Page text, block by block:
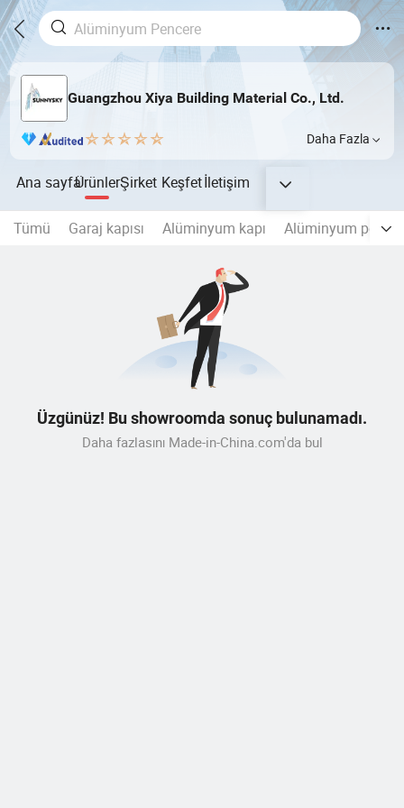
Guangzhou Xiya Building Material Co., Ltd.
Daha Fazla
Ana sayfaÜrünlerŞirket Keşfetİletişim
Tümü Garaj kapısı Alüminyum kapı Alüminyum
Üzgünüz! Bu showroomda sonuç bulunamadı.
Daha fazlasını Made-in-China.com'da bul